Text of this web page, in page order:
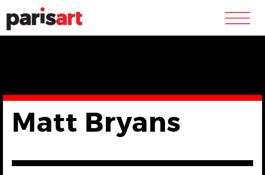
m
Matt Bryans